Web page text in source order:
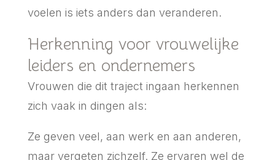
voelen is iets anders dan veranderen.
Herkenning voor vrouwelijke
leiders en ondernemers
Vrouwen die dit traject ingaan herkennen
zich vaak in dingen als:
Ze geven veel, aan werk en aan anderen,
maar vergeten zichzelf. Ze ervaren wel de